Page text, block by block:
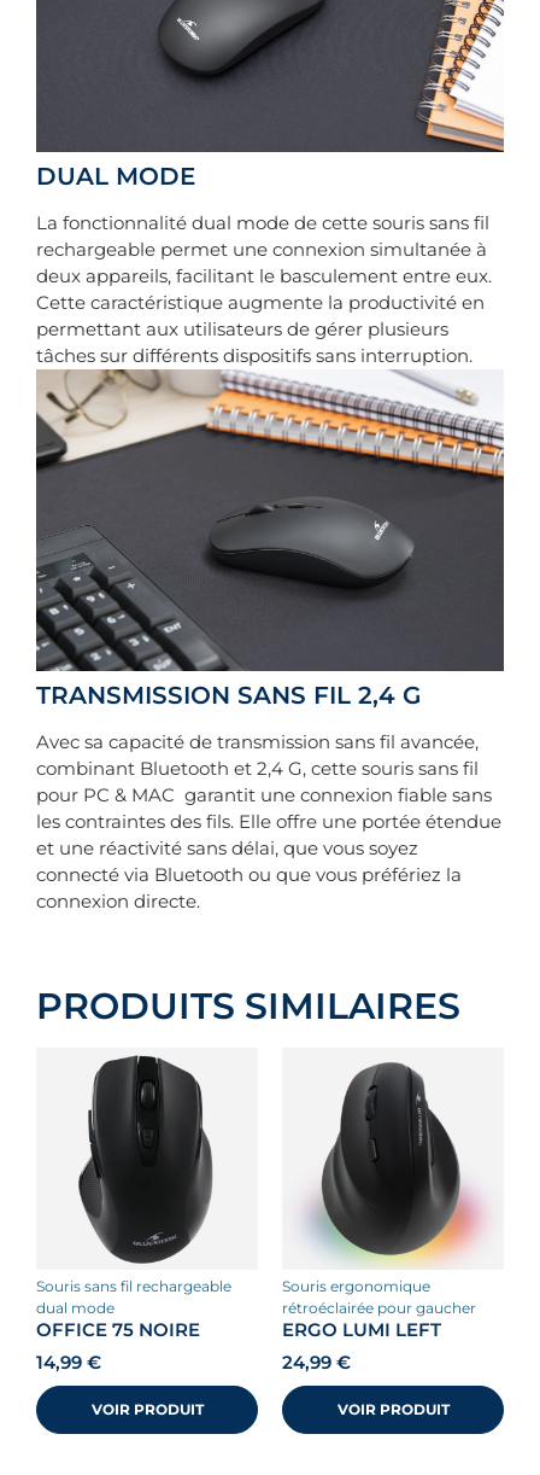
DUAL MODE
La fonctionnalité dual mode de cette souris sans fil
rechargeable permet une connexion simultanée à
deux appareils, facilitant le basculement entre eux.
Cette caractéristique augmente la productivité en
permettant aux utilisateurs de gérer plusieurs
tâches sur différents dispositifs sans interruption.
TRANSMISSION SANS FIL 2,4 G
Avec sa capacité de transmission sans fil avancée,
combinant Bluetooth et 2,4 G, cette souris sans fil
pour PC & MAC garantit une connexion fiable sans
les contraintes des fils. Elle offre une portée étendue
et une réactivité sans délai, que vous soyez
connecté via Bluetooth ou que vous préfériez la
connexion directe.
PRODUITS SIMILAIRES
souris sans fil rechargeable
dual mode
OFFICE 75 NOIRE
14,99 €
VOIR PRODUIT
souris ergonomique
rétroéclairée pour gaucher
ERGO LUMI LEFT
24,99 €
VOIR PRODUIT